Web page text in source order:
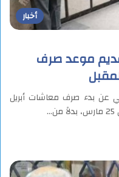
أخبار
موعد صرف
عن بدء صرف معاشات أبريل